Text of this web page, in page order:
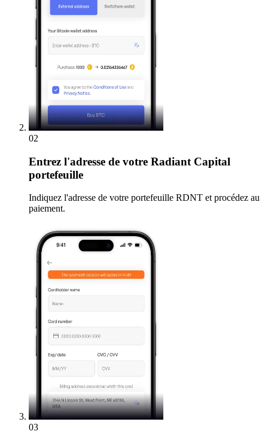
02
Entrez l'adresse de votre Radiant Capital
portefeuille
Indiquez l'adresse de votre portefeuille RDNT et procédez au
paiement.
03